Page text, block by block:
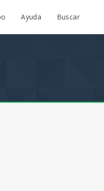
Ayuda Buscar